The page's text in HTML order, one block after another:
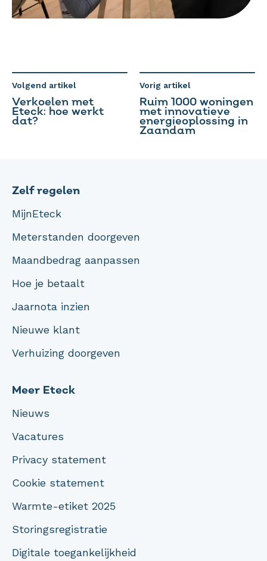
Volgend artikel
Verkoelen met
Eteck: hoe werkt
dat?
Vorig artikel
Ruim 1000 woningen
met innovatieve
energieoplossing in
Zaandam
Zelf regelen
MijnEteck
Meterstanden doorgeven
Maandbedrag aanpassen
Hoe je betaalt
Jaarnota inzien
Nieuwe klant
Verhuizing doorgeven
Meer Eteck
Nieuws
Vacatures
Privacy statement
Cookie statement
Warmte-etiket 2025
Storingsregistratie
Digitale toegankelijkheid